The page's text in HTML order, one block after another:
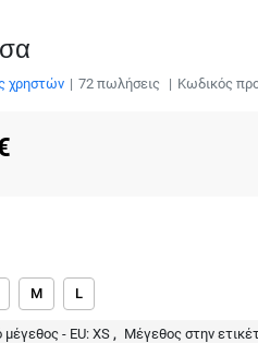
χρηστών 72πωλήσεις Κωδικός
M L
- EU: XS Μέγεθος στην